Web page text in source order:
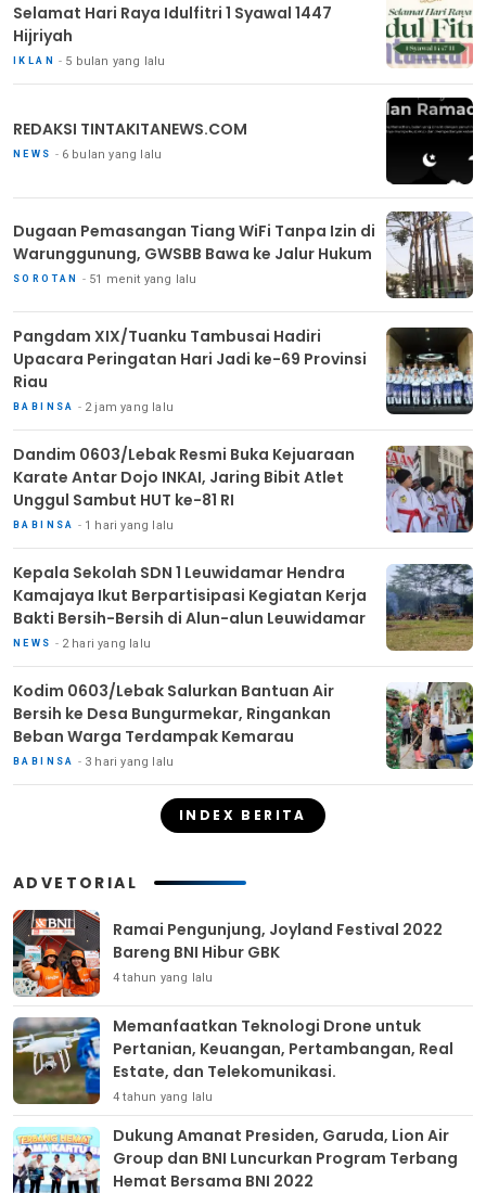
Selamat Hari Raya Idulfitri 1 Syawal 1447
Hijriyah
IKLAN 5 bulan yang lalu
REDAKSI TINTAKITANEWS.COM
NEWS 6 bulan yang lalu
Dugaan Pemasangan Tiang WiFi Tanpa Izin di
Warunggunung, GWSBB Bawa ke Jalur Hukum
SOROTAN 51 menit yang lalu
Pangdam XIX/Tuanku Tambusai Hadiri
Upacara Peringatan Hari Jadi ke-69 Provinsi
Riau
BABINSA 2 jam yang lalu
Dandim 0603/Lebak Resmi Buka Kejuaraan
Karate Antar Dojo INKAI, Jaring Bibit Atlet
Unggul Sambut HUT ke-81 RI
BABINSA 1 hari yang lalu
Kepala Sekolah SDN 1 Leuwidamar Hendra
Kamajaya Ikut Berpartisipasi Kegiatan Kerja
Bakti Bersih-Bersih di Alun-alun Leuwidamar
NEWS 2 hari yang lalu
Kodim 0603/Lebak Salurkan Bantuan Air
Bersih ke Desa Bungurmekar, Ringankan
Beban Warga Terdampak Kemarau
BABINSA 3 hari yang lalu
INDEX BERITA
ADVETORIAL
Ramai Pengunjung, Joyland Festival 2022
Bareng BNI Hibur GBK
4 tahun yang lalu
Memanfaatkan Teknologi Drone untuk
Pertanian, Keuangan, Pertambangan, Real
Estate, dan Telekomunikasi.
4 tahun yang lalu
Dukung Amanat Presiden, Garuda, Lion Air
Group dan BNI Luncurkan Program Terbang
Hemat Bersama BNI 2022